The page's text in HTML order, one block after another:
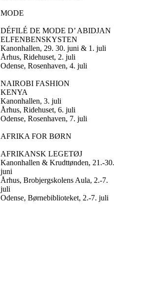
MODE
DÉFILÉ DE MODE D’ ABIDJAN
ELFENBENSKYSTEN
Kanonhallen, 29. 30. juni & 1. juli
Århus, Ridehuset, 2. juli
Odense, Rosenhaven, 4. juli
NAIROBI FASHION
KENYA
Kanonhallen, 3. juli
Århus, Ridehuset, 6. juli
Odense, Rosenhaven, 7. juli
AFRIKA FOR BØRN
AFRIKANSK LEGETØJ
Kanonhallen & Krudttønden, 21.-30.
juni
Århus, Brobjergskolens Aula, 2.-7.
juli
Odense, Børnebiblioteket, 2.-7. juli